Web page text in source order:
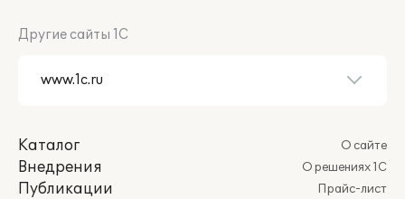
Другие сайты 1С
Каталог
Внедрения
Публикации
О сайте
О решениях 1С
Прайс-лист